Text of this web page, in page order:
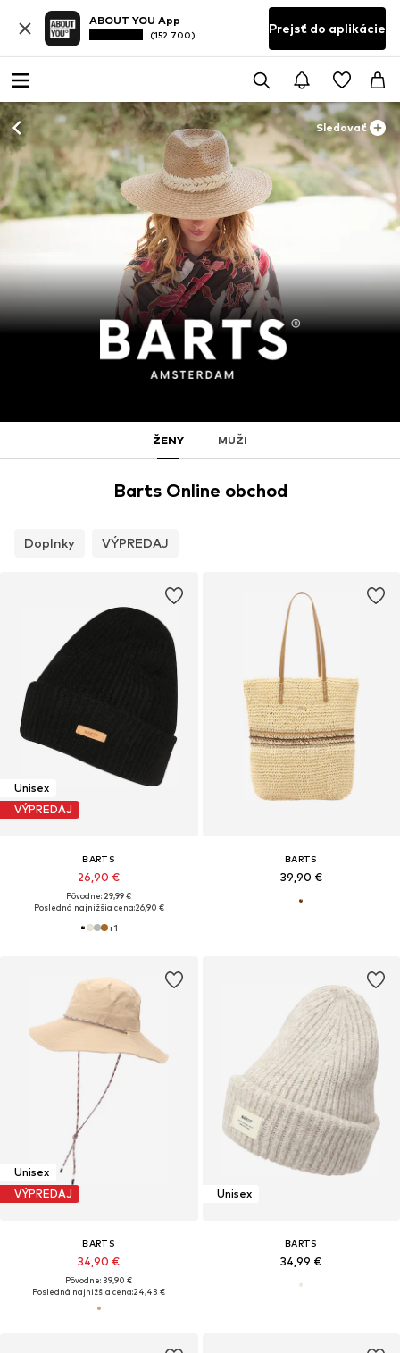
ABOUT YOU App
(152 700) Prejsť do aplikácie
Sledovať
ŽENY MUŽI
Barts Online obchod
Doplnky VÝPREDAJ
Unisex
VÝPREDAJ
BARTS
26,90 €
Pôvodne: 29,99 €
Posledná najnižšia cena:26,90 €
+1
BARTS
39,90 €
Unisex
VÝPREDAJ
BARTS
34,90 €
Pôvodne: 39,90 €
Posledná najnižšia cena:24,43 €
Unisex
BARTS
34,99 €